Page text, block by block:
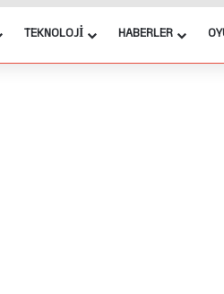
TEKNOLOJI HABERLER